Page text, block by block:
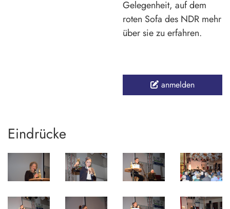
Gelegenheit, auf dem
roten Sofa des NDR mehr
über sie zu erfahren.
anmelden
Eindrücke